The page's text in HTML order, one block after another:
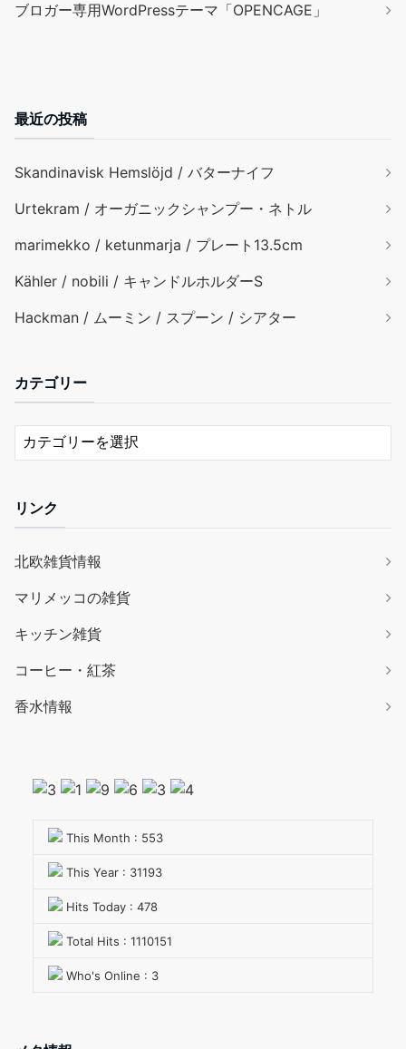
ブロガー専用WordPressテーマ「OPENCAGE」
最近の投稿
Skandinavisk Hemslöjd / バターナイフ
Urtekram / オーガニックシャンプー・ネトル
marimekko / ketunmarja / プレート13.5cm
Kähler / nobili / キャンドルホルダーS
Hackman / ムーミン / スプーン / シアター
カテゴリー
リンク
北欧雑貨情報
マリメッコの雑貨
キッチン雑貨
コーヒー・紅茶
香水情報
This Month : 553
This Year : 31193
Hits Today : 478
Total Hits : 1110151
Who's Online : 3